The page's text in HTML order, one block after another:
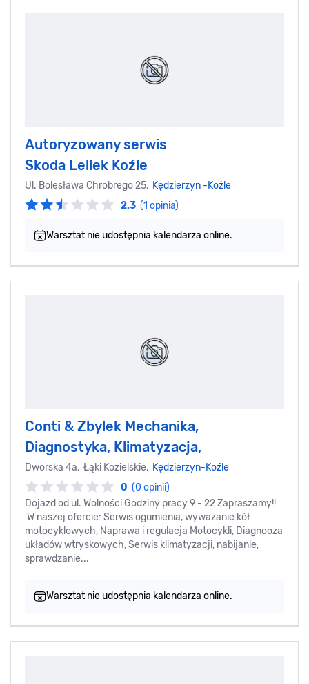
Autoryzowany serwis
Skoda Lellek Koźle
Ul. Bolesława Chrobrego 25, Kędzierzyn -Kożle
2.3 (1 opinia)
Warsztat nie udostępnia kalendarza online.
Conti & Zbylek Mechanika,
Diagnostyka, Klimatyzacja,
Dworska 4a, Łąki Kozielskie, Kędzierzyn-Koźle
0 (0 opinii)
Dojazd od ul. Wolności Godziny pracy 9 - 22 Zapraszamy!!
W naszej ofercie: Serwis ogumienia, wyważanie kół
motocyklowych, Naprawa i regulacja Motocykli, Diagnooza
układów wtryskowych, Serwis klimatyzacji, nabijanie,
sprawdzanie...
Warsztat nie udostępnia kalendarza online.